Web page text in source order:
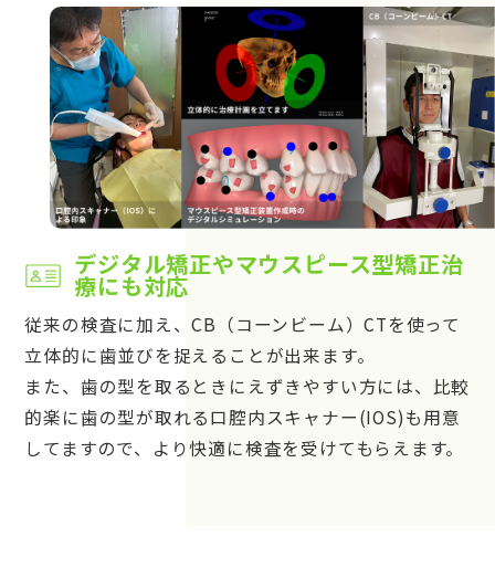
デジタル矯正やマウスピース型矯正治
療にも対応
従来の検査に加え、CB（コーンビーム）CTを使って
立体的に歯並びを捉えることが出来ます。
また、歯の型を取るときにえずきやすい方には、比較
的楽に歯の型が取れる口腔内スキャナー(IOS)も用意
してますので、より快適に検査を受けてもらえます。